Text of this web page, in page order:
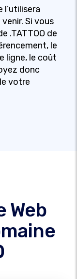
Si vous
.TATTOO de
le
ligne, le coût
donc
votre
Web